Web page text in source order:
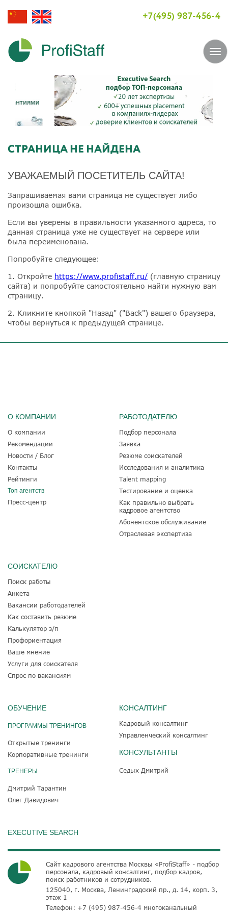
+7(495) 987-456-4
СТРАНИЦА НЕ НАЙДЕНА
УВАЖАЕМЫЙ ПОСЕТИТЕЛЬ САЙТА!
Запрашиваемая вами страница не существует либо
произошла ошибка.
Если вы уверены в правильности указанного адреса, то
данная страница уже не существует на сервере или
была переименована.
Попробуйте следующее:
1. Откройте https://www.profistaff.ru/ (главную страницу
сайта) и попробуйте самостоятельно найти нужную вам
страницу.
2. Кликните кнопкой "Назад" ("Back") вашего браузера,
чтобы вернуться к предыдущей странице.
О КОМПАНИИ
О компании
Рекомендации
Новости / Блог
Контакты
Рейтинги
Топ агентств
Пресс-центр
РАБОТОДАТЕЛЮ
Подбор персонала
Заявка
Резюме соискателей
Исследования и аналитика
Talent mapping
Тестирование и оценка
Как правильно выбрать
кадровое агентство
Абонентское обслуживание
Отраслевая экспертиза
СОИСКАТЕЛЮ
Поиск работы
Анкета
Вакансии работодателей
Как составить резюме
Калькулятор з/п
Профориентация
Ваше мнение
Услуги для соискателя
Спрос по вакансиям
ОБУЧЕНИЕ
ПРОГРАММЫ ТРЕНИНГОВ
Открытые тренинги
Корпоративные тренинги
ТРЕНЕРЫ
Дмитрий Тарантин
Олег Давидович
КОНСАЛТИНГ
Кадровый консалтинг
Управленческий консалтинг
КОНСУЛЬТАНТЫ
Седых Дмитрий
EXECUTIVE SEARCH
Сайт кадрового агентства Москвы «ProfiStaff» - подбор
персонала, кадровый консалтинг, подбор кадров,
поиск работников и сотрудников.
125040, г. Москва, Ленинградский пр., д. 14, корп. 3,
этаж 1
Телефон: +7 (495) 987-456-4 многоканальный